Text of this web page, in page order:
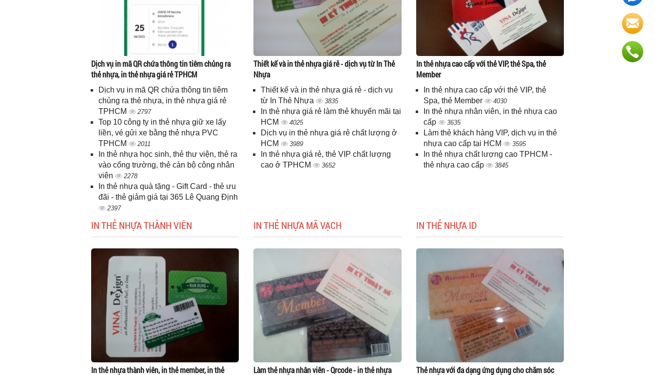
Dịch vụ in mã QR chứa thông tin tiêm chủng ra
thẻ nhựa, in thẻ nhựa giá rẻ TPHCM
Dịch vụ in mã QR chứa thông tin tiêm
chủng ra thẻ nhựa, in thẻ nhựa giá rẻ
TPHCM
2797
Top 10 công ty in thẻ nhựa giữ xe lấy
liền, vé gửi xe bằng thẻ nhựa PVC
TPHCM
2011
In thẻ nhựa học sinh, thẻ thư viện, thẻ ra
vào cổng trường, thẻ cán bộ công nhân
viên
2278
In thẻ nhựa quà tặng - Gift Card - thẻ ưu
đãi - thẻ giảm giá tại 365 Lê Quang Định
2397
Thiết kế và in thẻ nhựa giá rẻ - dịch vụ từ In Thẻ
Nhựa
Thiết kế và in thẻ nhựa giá rẻ - dịch vụ
từ In Thẻ Nhựa
3835
In thẻ nhựa giá rẻ làm thẻ khuyến mãi tại
HCM
4025
Dịch vụ in thẻ nhựa giá rẻ chất lượng ở
HCM
3989
In thẻ nhựa giá rẻ, thẻ VIP chất lượng
cao ở TPHCM
3652
In thẻ nhựa cao cấp với thẻ VIP, thẻ Spa, thẻ
Member
In thẻ nhựa cao cấp với thẻ VIP, thẻ
Spa, thẻ Member
4030
In thẻ nhựa nhân viên, in thẻ nhựa cao
cấp
3635
Làm thẻ khách hàng VIP, dịch vụ in thẻ
nhựa cao cấp tại HCM
3595
In thẻ nhựa chất lượng cao TPHCM -
thẻ nhựa cao cấp
3845
IN THẺ NHỰA THÀNH VIÊN
In thẻ nhựa thành viên, in thẻ member, in thẻ
IN THẺ NHỰA MÃ VẠCH
Làm thẻ nhựa nhân viên - Qrcode - in thẻ nhựa
IN THẺ NHỰA ID
Thẻ nhựa với đa dạng ứng dụng cho chăm sóc